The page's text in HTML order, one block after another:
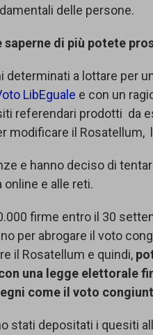
delle persone.
saperne di più potete
determinati a lottare per
LibEguale e con un
referendari prodotti da
modificare il Rosatellum,
e hanno deciso di
e alle reti.
firme entro il 30
per abrogare il voto
il Rosatellum e quindi,
una legge elettorale
come il voto
stati depositati i quesiti